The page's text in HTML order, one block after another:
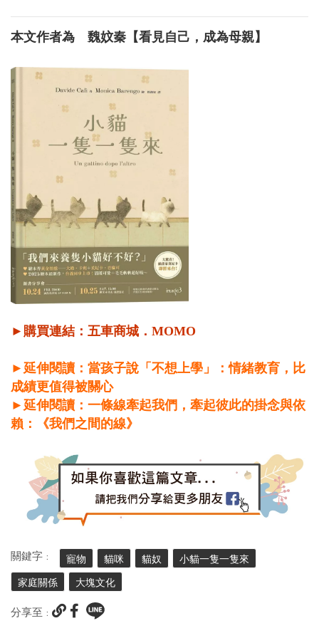
本文作者為 魏妏秦【看見自己，成為母親】
►購買連結： 五車商城 ． MOMO
►延伸閱讀：當孩子說「不想上學」：情緒教育，比
成績更值得被關心
►延伸閱讀：一條線牽起我們，牽起彼此的掛念與依
賴：《我們之間的線》
關鍵字 : 寵物 貓咪 貓奴 小貓一隻一隻來
家庭關係 大塊文化
分享至 :